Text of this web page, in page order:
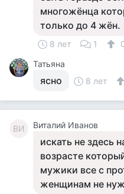
многожёнца
только до 4 жён.
8 лет 1
Татьяна
ясно 8 лет
ВИ Виталий Иванов
искать не здесь
возрасте
мужики все с
женщинам не